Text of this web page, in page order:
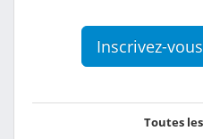
Inscrivez-
Toutes les